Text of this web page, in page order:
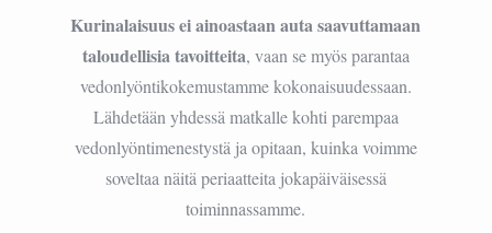
Kurinalaisuus ei ainoastaan auta saavuttamaan
taloudellisia tavoitteita, vaan se myös parantaa
vedonlyöntikokemustamme kokonaisuudessaan.
Lähdetään yhdessä matkalle kohti parempaa
vedonlyöntimenestystä ja opitaan, kuinka voimme
soveltaa näitä periaatteita jokapäiväisessä
toiminnassamme.